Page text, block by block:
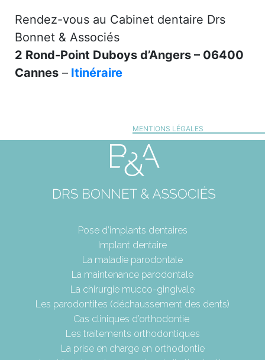
Rendez-vous au Cabinet dentaire Drs
Bonnet & Associés
2 Rond-Point Duboys d’Angers – 06400
Cannes – Itinéraire
MENTIONS LÉGALES
Pose d’implants dentaires
Implant dentaire
La maladie parodontale
La maintenance parodontale
La chirurgie mucco-gingivale
Les parodontites (déchaussement des dents)
Cas cliniques d’orthodontie
Les traitements orthodontiques
La prise en charge en orthodontie